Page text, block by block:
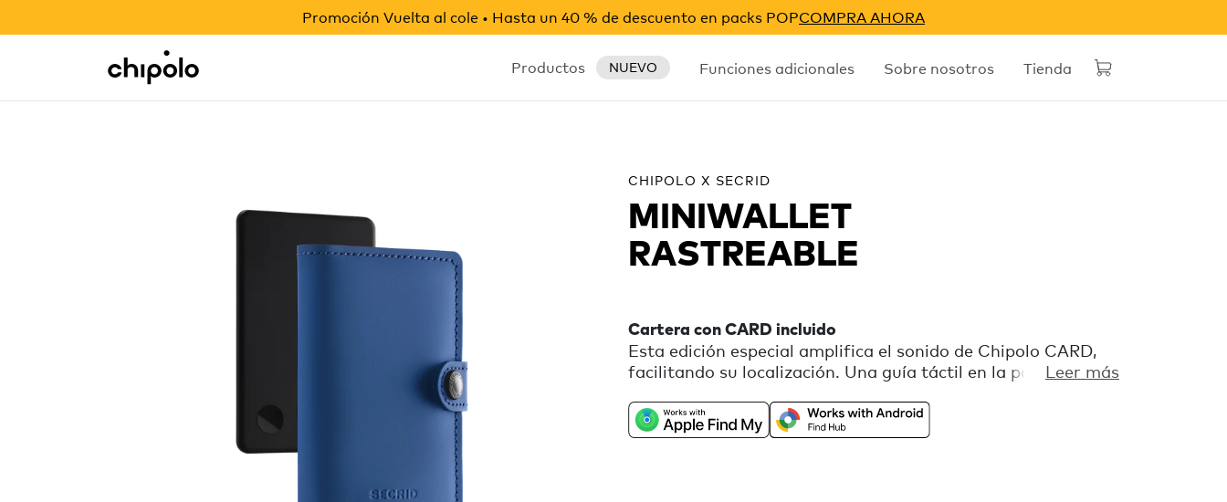
Promoción Vuelta al cole • Hasta un 40 % de descuento en packs POPCOMPRA AHORA
Chipolo - Home page Productos NUEVO Funciones adicionales Sobre nosotros Tienda
Regalos corporativos
CHIPOLO X SECRID
MINIWALLET
RASTREABLE
Cartera con CARD incluido
Esta edición especial amplifica el sonido de Chipolo CARD,
facilitando su localización. Una guía táctil en la parte trasera
directamente desde la cartera. CARD funciona con Buscar de
Apple o Encontrar de Google en Android, convirtiendo tu
Leer más